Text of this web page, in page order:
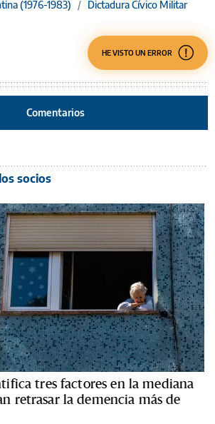
(1976-1983) / Dictadura Cívico Militar
HE VISTO UN ERROR
Comentarios
socios
tres factores en la mediana
retrasar la demencia más de